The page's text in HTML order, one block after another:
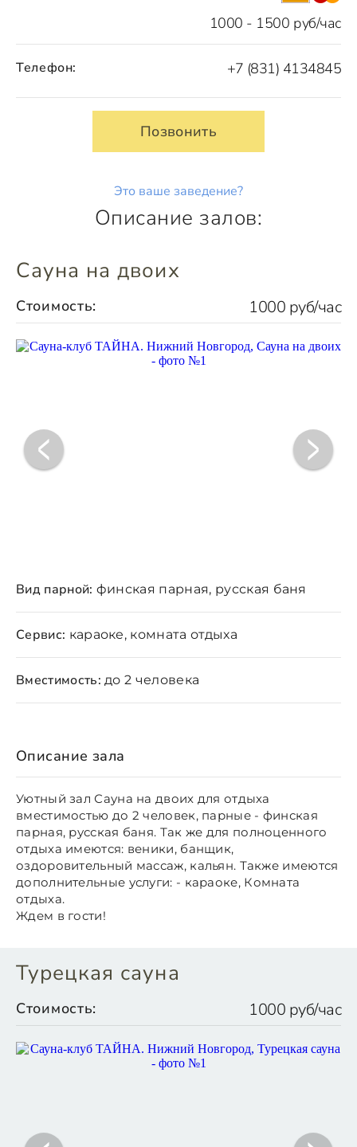
1000 - 1500 руб/час
Телефон: +7 (831) 4134845
Позвонить
Это ваше заведение?
Описание залов:
Сауна на двоих
Стоимость: 1000 руб/час
Вид парной: финская парная, русская баня
Сервис: караоке, комната отдыха
Вместимость: до 2 человека
Описание зала
Уютный зал Сауна на двоих для отдыха
вместимостью до 2 человек, парные - финская
парная, русская баня. Так же для полноценного
отдыха имеются: веники, банщик,
оздоровительный массаж, кальян. Также имеются
дополнительные услуги: - караоке, Комната
отдыха.
Ждем в гости!
Турецкая сауна
Стоимость: 1000 руб/час